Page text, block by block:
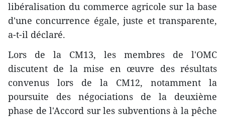
libéralisation du commerce agricole sur la base
d'une concurrence égale, juste et transparente,
a-t-il déclaré.
Lors de la CM13, les membres de l'OMC
discutent de la mise en œuvre des résultats
convenus lors de la CM12, notamment la
poursuite des négociations de la deuxième
phase de l'Accord sur les subventions à la pêche